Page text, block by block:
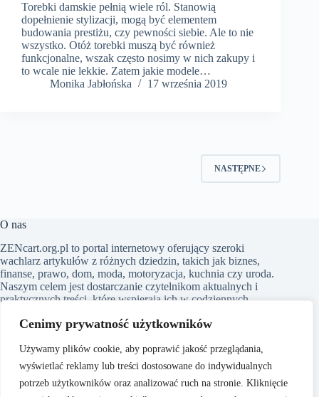
Cenimy prywatność użytkowników
Używamy plików cookie, aby poprawić jakość przeglądania,
wyświetlać reklamy lub treści dostosowane do indywidualnych
potrzeb użytkowników oraz analizować ruch na stronie. Kliknięcie
Torebki damskie pełnią wiele ról. Stanowią
dopełnienie stylizacji, mogą być elementem
budowania prestiżu, czy pewności siebie. Ale to nie
wszystko. Otóż torebki muszą być również
funkcjonalne, wszak często nosimy w nich zakupy i
to wcale nie lekkie. Zatem jakie modele…
Monika Jabłońska
17 września 2019
NASTĘPNE
O nas
​ZENcart.org.pl to portal internetowy oferujący szeroki
wachlarz artykułów z różnych dziedzin, takich jak biznes,
finanse, prawo, dom, moda, motoryzacja, kuchnia czy uroda.
Naszym celem jest dostarczanie czytelnikom aktualnych i
praktycznych treści, które wspierają ich w codziennych
artykuły były zrozumiałe i dostępne dla każdego, niezależnie